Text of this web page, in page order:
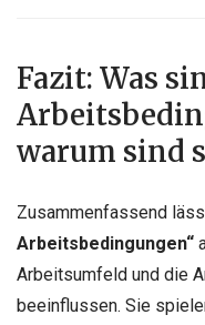
Fazit: Was
warum sind
Zusammenfassend
Arbeitsbedingungen“
Arbeitsumfeld und die
beeinflussen. Sie